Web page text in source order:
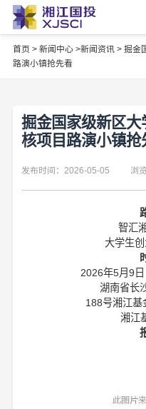
首页 > 新闻中心 >新闻资讯 > 掘金
路演小镇抢先看
掘金国家级新区
核项目路演小镇抢
发布时间：2026-05-05 浏
智汇
大学生
2026年5月9
湖南省长
188号湘江基
湘江